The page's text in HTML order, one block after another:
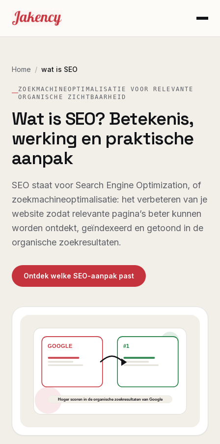
Home / wat is SEO
ZOEKMACHINEOPTIMALISATIE VOOR RELEVANTE
ORGANISCHE ZICHTBAARHEID
Wat is SEO? Betekenis,
werking en praktische
aanpak
SEO staat voor Search Engine Optimization, of
zoekmachineoptimalisatie: het verbeteren van je
website zodat relevante pagina’s beter kunnen
worden ontdekt, geïndexeerd en getoond in de
organische zoekresultaten.
Ontdek welke SEO-aanpak past